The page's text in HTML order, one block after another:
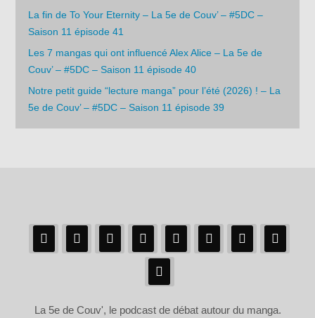
La fin de To Your Eternity – La 5e de Couv’ – #5DC –
Saison 11 épisode 41
Les 7 mangas qui ont influencé Alex Alice – La 5e de
Couv’ – #5DC – Saison 11 épisode 40
Notre petit guide “lecture manga” pour l’été (2026) ! – La
5e de Couv’ – #5DC – Saison 11 épisode 39
La 5e de Couv', le podcast de débat autour du manga.